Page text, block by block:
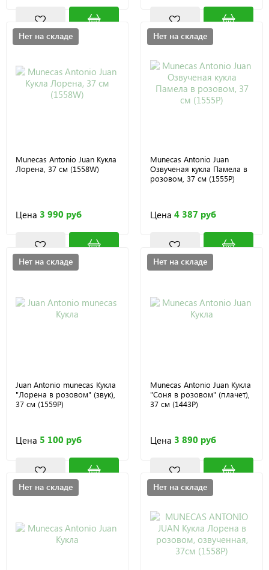
Нет на складе
Munecas Antonio Juan Кукла
Лорена, 37 см (1558W)
Цена 3 990 руб
Нет на складе
Munecas Antonio Juan
Озвученая кукла Памела в
розовом, 37 см (1555P)
Цена 4 387 руб
Нет на складе
Juan Antonio munecas Кукла
"Лорена в розовом" (звук),
37 см (1559P)
Цена 5 100 руб
Нет на складе
Munecas Antonio Juan Кукла
"Соня в розовом" (плачет),
37 см (1443P)
Цена 3 890 руб
Нет на складе Нет на складе